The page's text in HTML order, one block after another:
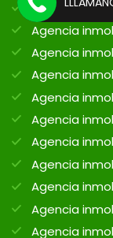
Agencia
Agencia
Agencia
Agencia
Agencia
Agencia
Agencia
Agencia
Agencia
Agencia
Agencia